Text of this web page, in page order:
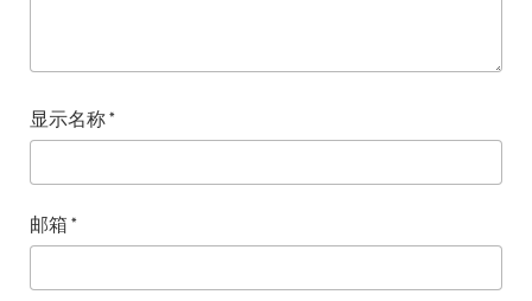
显示名称*
邮箱 *